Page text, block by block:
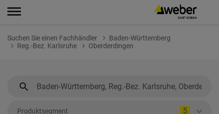
Suchen Sie einen Fachhändler
Baden-Württemberg
Reg.-Bez. Karlsruhe
Oberderdingen
Produktsegment 5